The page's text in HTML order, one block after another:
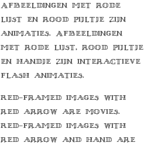
Afbeeldingen met rode
lijst en rood pijltje zijn
animaties. Afbeeldingen
met rode lijst, rood pijltje
en handje zijn interactieve
flash animaties.
Red-framed images with
red arrow are movies.
Red-framed images with
red arrow and hand are